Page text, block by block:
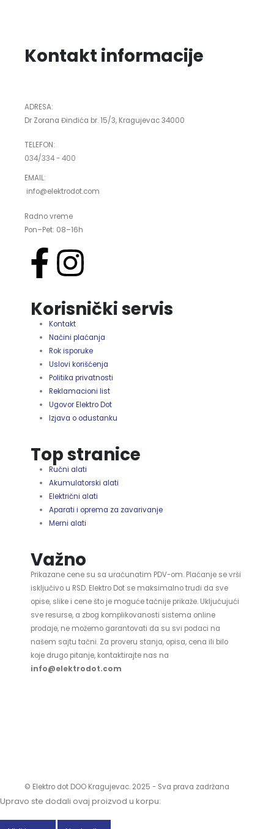
Kontakt informacije
ADRESA:
Dr Zorana Đinđića br. 15/3, Kragujevac 34000
TELEFON:
034/334 - 400
EMAIL:
info@elektrodot.com
Radno vreme
Pon–Pet: 08–16h
Korisnički servis
Kontakt
Načini plaćanja
Rok isporuke
Uslovi korišćenja
Politika privatnosti
Reklamacioni list
Ugovor Elektro Dot
Izjava o odustanku
Top stranice
Ručni alati
Akumulatorski alati
Električni alati
Aparati i oprema za zavarivanje
Merni alati
Važno
Prikazane cene su sa uračunatim PDV-om. Plaćanje se vrši
isključivo u RSD. Elektro Dot se maksimalno trudi da sve
opise, slike i cene što je moguće tačnije prikaže. Uključujući
sve resurse, a zbog komplikovanosti sistema online
prodaje, ne možemo garantovati da su svi podaci na
našem sajtu tačni. Za proveru stanja, opisa, cena ili bilo
koje drugo pitanje, kontaktirajte nas na
info@elektrodot.com
© Elektro dot DOO Kragujevac. 2025 - Sva prava zadržana
Upravo ste dodali ovaj proizvod u korpu: